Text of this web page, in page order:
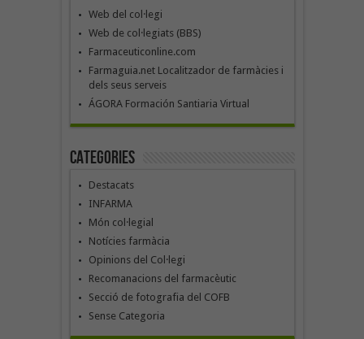
Web del col·legi
Web de col·legiats (BBS)
Farmaceuticonline.com
Farmaguia.net Localitzador de farmàcies i
dels seus serveis
ÁGORA Formación Santiaria Virtual
Categories
Destacats
INFARMA
Món col·legial
Notícies farmàcia
Opinions del Col·legi
Recomanacions del farmacèutic
Secció de fotografia del COFB
Sense Categoria